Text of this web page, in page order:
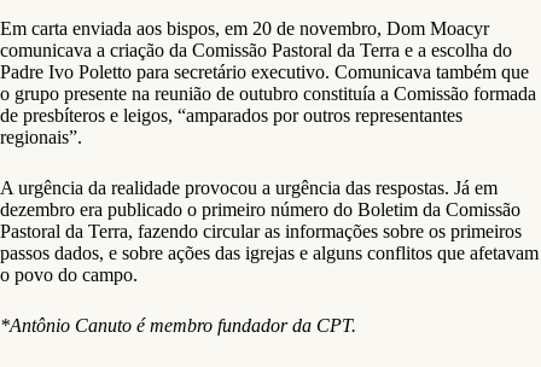
Em carta enviada aos bispos, em 20 de novembro, Dom Moacyr
comunicava a criação da Comissão Pastoral da Terra e a escolha do
Padre Ivo Poletto para secretário executivo. Comunicava também que
o grupo presente na reunião de outubro constituía a Comissão formada
de presbíteros e leigos, “amparados por outros representantes
regionais”.
A urgência da realidade provocou a urgência das respostas. Já em
dezembro era publicado o primeiro número do Boletim da Comissão
Pastoral da Terra, fazendo circular as informações sobre os primeiros
passos dados, e sobre ações das igrejas e alguns conflitos que afetavam
o povo do campo.
*Antônio Canuto é membro fundador da CPT.